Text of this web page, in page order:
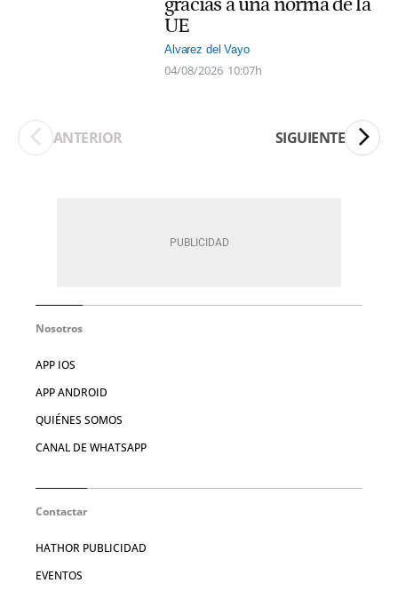
UE
Alvarez del Vayo
04/08/2026 10:07h
ANTERIOR SIGUIENTE
Nosotros
APP IOS
APP ANDROID
QUIÉNES SOMOS
CANAL DE WHATSAPP
Contactar
HATHOR PUBLICIDAD
EVENTOS